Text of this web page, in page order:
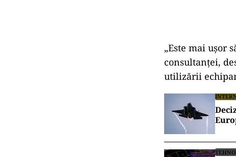
„Este mai ușor
consultanței,
utilizării